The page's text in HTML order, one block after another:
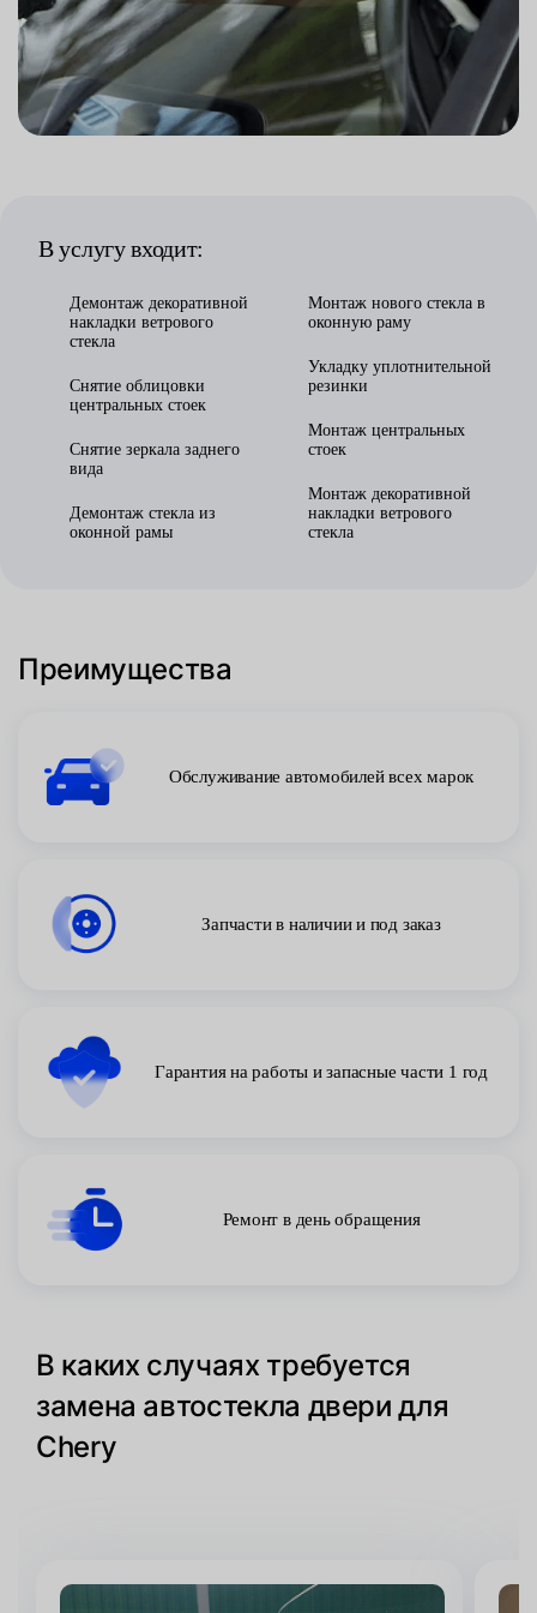
В услугу входит:
Демонтаж декоративной
накладки ветрового
стекла
Снятие облицовки
центральных стоек
Снятие зеркала заднего
вида
Демонтаж стекла из
оконной рамы
Монтаж нового стекла в
оконную раму
Укладку уплотнительной
резинки
Монтаж центральных
стоек
Монтаж декоративной
накладки ветрового
стекла
Преимущества
Обслуживание автомобилей всех марок
Запчасти в наличии и под заказ
Гарантия на работы и запасные части 1 год
Ремонт в день обращения
В каких случаях требуется
замена автостекла двери для
Chery